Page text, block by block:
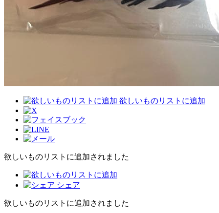
欲しいものリストに追加
欲しいものリストに追加されました
シェア
欲しいものリストに追加されました